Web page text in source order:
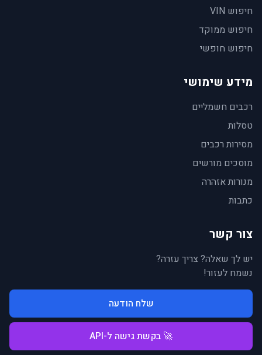
חיפוש VIN
חיפוש ממוקד
חיפוש חופשי
מידע שימושי
רכבים חשמליים
טסלות
מסירות רכבים
מוסכים מורשים
מנורות אזהרה
כתבות
צור קשר
יש לך שאלה? צריך עזרה?
נשמח לעזור!
שלח הודעה
🚀 בקשת גישה ל-API